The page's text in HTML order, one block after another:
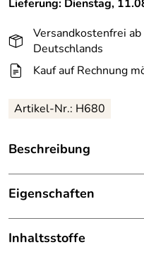
Lieferung: Dienstag,
Versandkostenfrei
Deutschlands
Kauf auf Rechnung
Artikel-Nr.: H680
Beschreibung
Kornblumen
natürliches bio
Destillation mit
Kornblumen gewonnen
Eigenschaften
Blütenwasser von Haut-
Inhaltsstoffe